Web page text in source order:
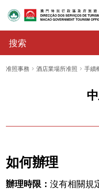
准照事務 酒店業場所准照 手續
如何辦理
辦理時限： 沒有相關規